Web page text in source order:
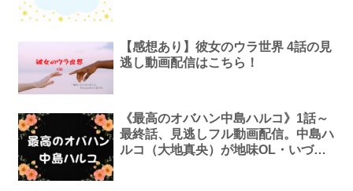
【感想あり】彼女のウラ世界 4話の見
逃し動画配信はこちら！
《最高のオバハン中島ハルコ》1話～
最終話、見逃しフル動画配信。中島ハ
ルコ（大地真央）が地味OL・いづみ